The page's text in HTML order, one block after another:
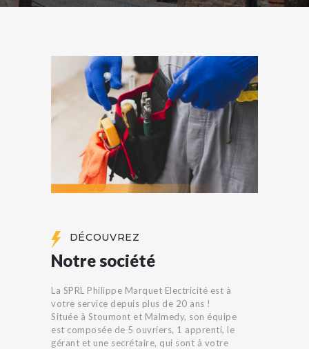
DÉCOUVREZ
Notre société
La SPRL Philippe Marquet Electricité est à
votre service depuis plus de 20 ans !
Située à Stoumont et Malmedy, son équipe
est composée de 5 ouvriers, 1 apprenti, le
gérant et une secrétaire, qui sont à votre